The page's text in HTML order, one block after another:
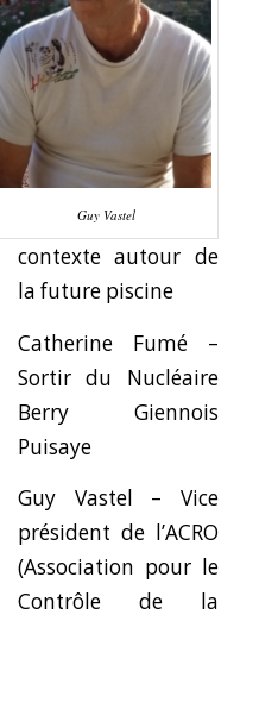
Guy Vastel
contexte autour de
la future piscine
Catherine Fumé –
Sortir du Nucléaire
Berry Giennois
Puisaye
Guy Vastel – Vice
président de l’ACRO
(Association pour le
Contrôle de la